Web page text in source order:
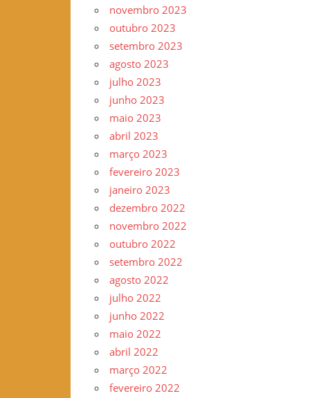
novembro 2023
outubro 2023
setembro 2023
agosto 2023
julho 2023
junho 2023
maio 2023
abril 2023
março 2023
fevereiro 2023
janeiro 2023
dezembro 2022
novembro 2022
outubro 2022
setembro 2022
agosto 2022
julho 2022
junho 2022
maio 2022
abril 2022
março 2022
fevereiro 2022